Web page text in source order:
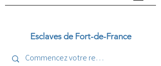
Esclaves de Fort-de-France